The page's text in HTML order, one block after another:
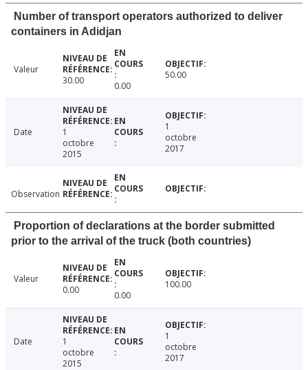
Number of transport operators authorized to deliver
containers in Adidjan
Valeur
30.00
0.00
50.00
Date
1
octobre
2015
1
octobre
2017
Observation
Proportion of declarations at the border submitted
prior to the arrival of the truck (both countries)
Valeur
0.00
0.00
100.00
Date
1
octobre
2015
1
octobre
2017